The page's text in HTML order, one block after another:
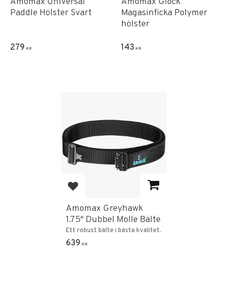
Paddle Hölster Svart
279 KR
Magasinficka Polymer
hölster
143 KR
Add to favorites
Amomax Greyhawk
1.75" Dubbel Molle Bälte
Ett robust bälte i bästa kvalitet.
639 KR